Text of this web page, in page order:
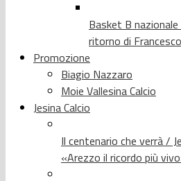
Basket B
ritorno di
Promozione
Biagio Nazzaro
Moie Vallesina Calcio
Jesina Calcio
Il centenario che verrà /
«Arezzo il ricordo più